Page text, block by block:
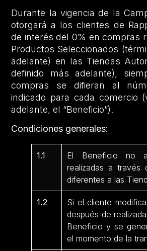
Durante la vigencia de la
otorgará a los clientes de
de interés del 0% en compras
Productos Seleccionados
adelante) en las Tiendas
definido más adelante),
compras se difieran al
indicado para cada comercio
adelante, el “Beneficio”).
Condiciones generales:
1.1
El Beneficio no
realizadas a través
diferentes a las
1.2
Si el cliente
después de
Beneficio y se
el momento de la